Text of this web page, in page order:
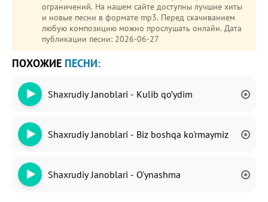
ограничений. На нашем сайте доступны лучшие хиты
и новые песни в формате mp3. Перед скачиванием
любую композицию можно прослушать онлайн. Дата
публикации песни: 2026-06-27
ПОХОЖИЕ ПЕСНИ:
Shaxrudiy Janoblari - Kulib qo’ydim
Shaxrudiy Janoblari - Biz boshqa ko'rmaymiz
Shaxrudiy Janoblari - O'ynashma